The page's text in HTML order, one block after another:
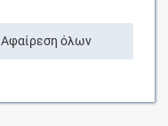
Αφαίρεση όλων